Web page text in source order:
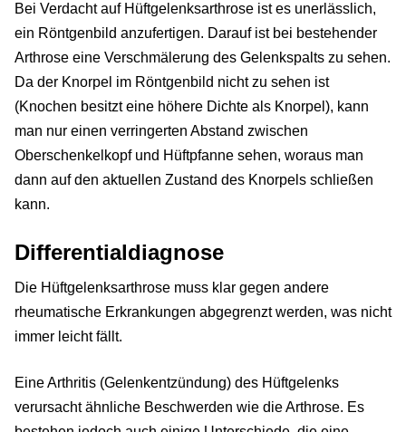
Bei Verdacht auf Hüftgelenksarthrose ist es unerlässlich,
ein Röntgenbild anzufertigen. Darauf ist bei bestehender
Arthrose eine Verschmälerung des Gelenkspalts zu sehen.
Da der Knorpel im Röntgenbild nicht zu sehen ist
(Knochen besitzt eine höhere Dichte als Knorpel), kann
man nur einen verringerten Abstand zwischen
Oberschenkelkopf und Hüftpfanne sehen, woraus man
dann auf den aktuellen Zustand des Knorpels schließen
kann.
Differentialdiagnose
Die Hüftgelenksarthrose muss klar gegen andere
rheumatische Erkrankungen abgegrenzt werden, was nicht
immer leicht fällt.
Eine Arthritis (Gelenkentzündung) des Hüftgelenks
verursacht ähnliche Beschwerden wie die Arthrose. Es